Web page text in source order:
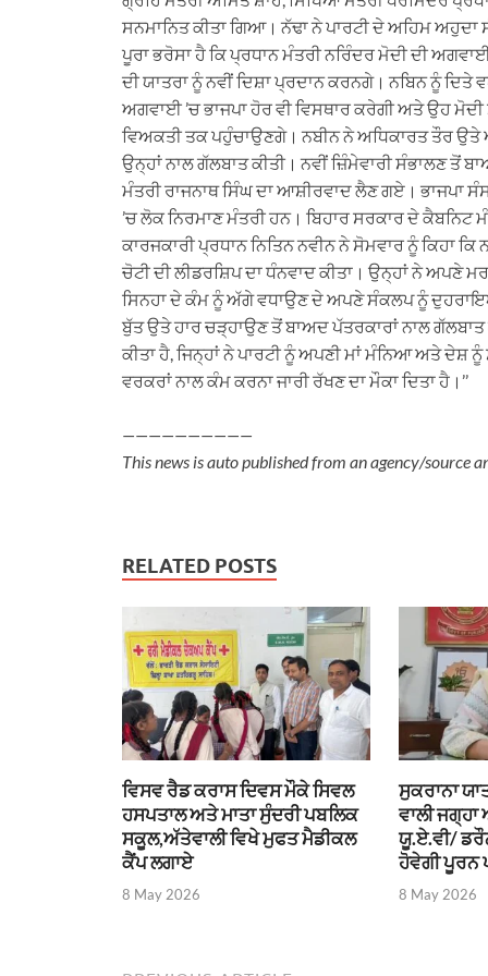
ਸਨਮਾਨਿਤ ਕੀਤਾ ਗਿਆ। ਨੱਢਾ ਨੇ ਪਾਰਟੀ ਦੇ ਅਹਿਮ ਅਹੁਦਾ
ਪੂਰਾ ਭਰੋਸਾ ਹੈ ਕਿ ਪ੍ਰਧਾਨ ਮੰਤਰੀ ਨਰਿੰਦਰ ਮੋਦੀ ਦੀ
ਦੀ ਯਾਤਰਾ ਨੂੰ ਨਵੀਂ ਦਿਸ਼ਾ ਪ੍ਰਦਾਨ ਕਰਨਗੇ। ਨਬਿਨ ਨੂੰ ਦਿਤੇ
ਅਗਵਾਈ ’ਚ ਭਾਜਪਾ ਹੋਰ ਵੀ ਵਿਸਥਾਰ ਕਰੇਗੀ ਅਤੇ ਉਹ
ਵਿਅਕਤੀ ਤਕ ਪਹੁੰਚਾਉਣਗੇ। ਨਬੀਨ ਨੇ ਅਧਿਕਾਰਤ ਤੌਰ ਉਤੇ
ਉਨ੍ਹਾਂ ਨਾਲ ਗੱਲਬਾਤ ਕੀਤੀ। ਨਵੀਂ ਜ਼ਿੰਮੇਵਾਰੀ ਸੰਭਾਲਣ ਤੋਂ
ਮੰਤਰੀ ਰਾਜਨਾਥ ਸਿੰਘ ਦਾ ਆਸ਼ੀਰਵਾਦ ਲੈਣ ਗਏ। ਭਾਜਪਾ
’ਚ ਲੋਕ ਨਿਰਮਾਣ ਮੰਤਰੀ ਹਨ। ਬਿਹਾਰ ਸਰਕਾਰ ਦੇ ਕੈਬਨਿਟ
ਕਾਰਜਕਾਰੀ ਪ੍ਰਧਾਨ ਨਿਤਿਨ ਨਵੀਨ ਨੇ ਸੋਮਵਾਰ ਨੂੰ ਕਿਹਾ
ਚੋਟੀ ਦੀ ਲੀਡਰਸ਼ਿਪ ਦਾ ਧੰਨਵਾਦ ਕੀਤਾ। ਉਨ੍ਹਾਂ ਨੇ ਅਪਣੇ
ਸਿਨਹਾ ਦੇ ਕੰਮ ਨੂੰ ਅੱਗੇ ਵਧਾਉਣ ਦੇ ਅਪਣੇ ਸੰਕਲਪ ਨੂੰ
ਬੁੱਤ ਉਤੇ ਹਾਰ ਚੜ੍ਹਾਉਣ ਤੋਂ ਬਾਅਦ ਪੱਤਰਕਾਰਾਂ ਨਾਲ ਗੱਲਬਾਤ
ਕੀਤਾ ਹੈ, ਜਿਨ੍ਹਾਂ ਨੇ ਪਾਰਟੀ ਨੂੰ ਅਪਣੀ ਮਾਂ ਮੰਨਿਆ ਅਤੇ
ਵਰਕਰਾਂ ਨਾਲ ਕੰਮ ਕਰਨਾ ਜਾਰੀ ਰੱਖਣ ਦਾ ਮੌਕਾ ਦਿਤਾ ਹੈ।’’
——————————
This news is auto published from an agency/source
RELATED POSTS
ਵਿਸਵ ਰੈਡ ਕਰਾਸ ਦਿਵਸ ਮੌਕੇ ਸਿਵਲ
ਹਸਪਤਾਲ ਅਤੇ ਮਾਤਾ ਸੁੰਦਰੀ ਪਬਲਿਕ
ਸਕੂਲ,ਅੱਤੇਵਾਲੀ ਵਿਖੇ ਮੁਫਤ ਮੈਡੀਕਲ
ਕੈਂਪ ਲਗਾਏ
8 May 2026
ਸੁਕਰਾਨਾ
ਵਾਲੀ
ਯੂ.ਏ.ਵੀ/
ਹੋਵੇਗੀ ਪੂਰਨ
8 May 2026